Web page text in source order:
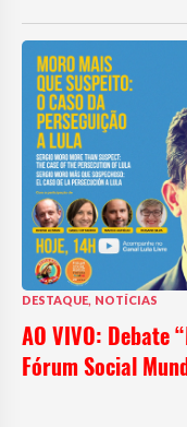
DESTAQUE, NOTÍCIAS
AO VIVO: Debate
Fórum Social